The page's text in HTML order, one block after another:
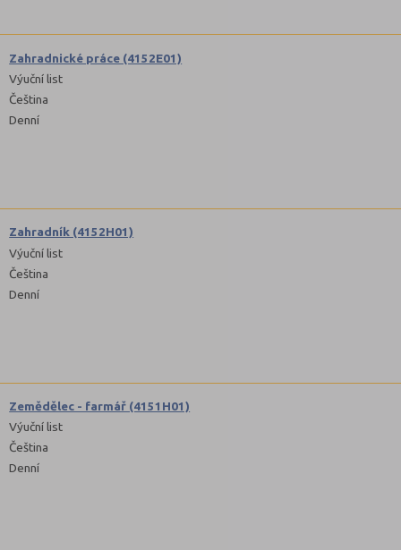
Zahradnické práce (4152E01)
Výuční list
Čeština
Denní
Zahradník (4152H01)
Výuční list
Čeština
Denní
Zemědělec - farmář (4151H01)
Výuční list
Čeština
Denní